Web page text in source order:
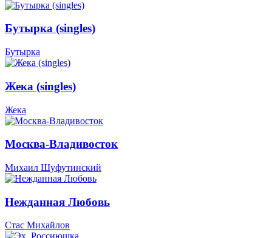
Бутырка (singles)
Бутырка
Жека (singles)
Жека
Москва-Владивосток
Михаил Шуфутинский
Нежданная Любовь
Стас Михайлов